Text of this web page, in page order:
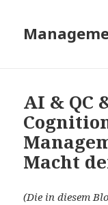
AI & QC
Macht
(Die in diesem